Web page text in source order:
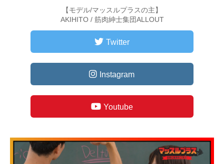
【モデル/マッスルプラスの主】
AKIHITO / 筋肉紳士集団ALLOUT
Twitter
Instagram
Youtube